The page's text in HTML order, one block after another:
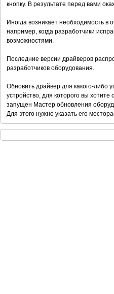
кнопку. В результате перед вами
Иногда возникает необходимость в
например, когда разработчики
возможностями.
Последние версии драйверов
разработчиков оборудования.
Обновить драйвер для какого-либо
устройство, для которого вы
запущен Мастер обновления
Для этого нужно указать его